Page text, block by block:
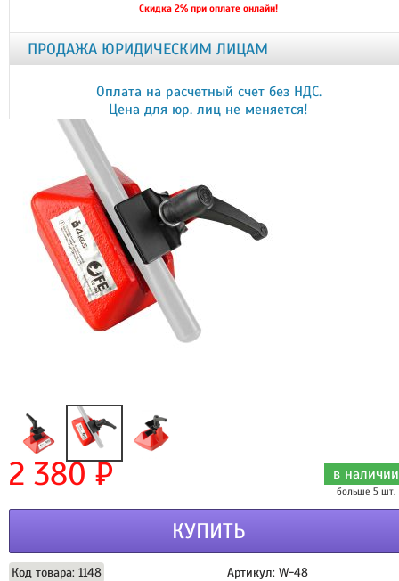
Скидка 2% при оплате онлайн!
ПРОДАЖА ЮРИДИЧЕСКИМ ЛИЦАМ
Оплата на расчетный счет без НДС.
Цена для юр. лиц не меняется!
2 380 ₽ в наличии
больше 5 шт.
КУПИТЬ
Код товара: 1148
Артикул: W-48